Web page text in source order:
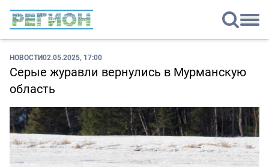
НОВОСТИ02.05.2025, 17:00
Серые журавли вернулись в Мурманскую
область